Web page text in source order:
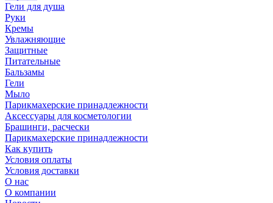
Гели для душа
Руки
Кремы
Увлажняющие
Защитные
Питательные
Бальзамы
Гели
Мыло
Парикмахерские принадлежности
Аксессуары для косметологии
Брашинги, расчески
Парикмахерские принадлежности
Как купить
Условия оплаты
Условия доставки
О нас
О компании